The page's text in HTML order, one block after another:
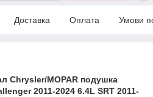
Доставка Оплата Умови
Chrysler/MOPAR подушка
2011-2024 6.4L SRT 2011-